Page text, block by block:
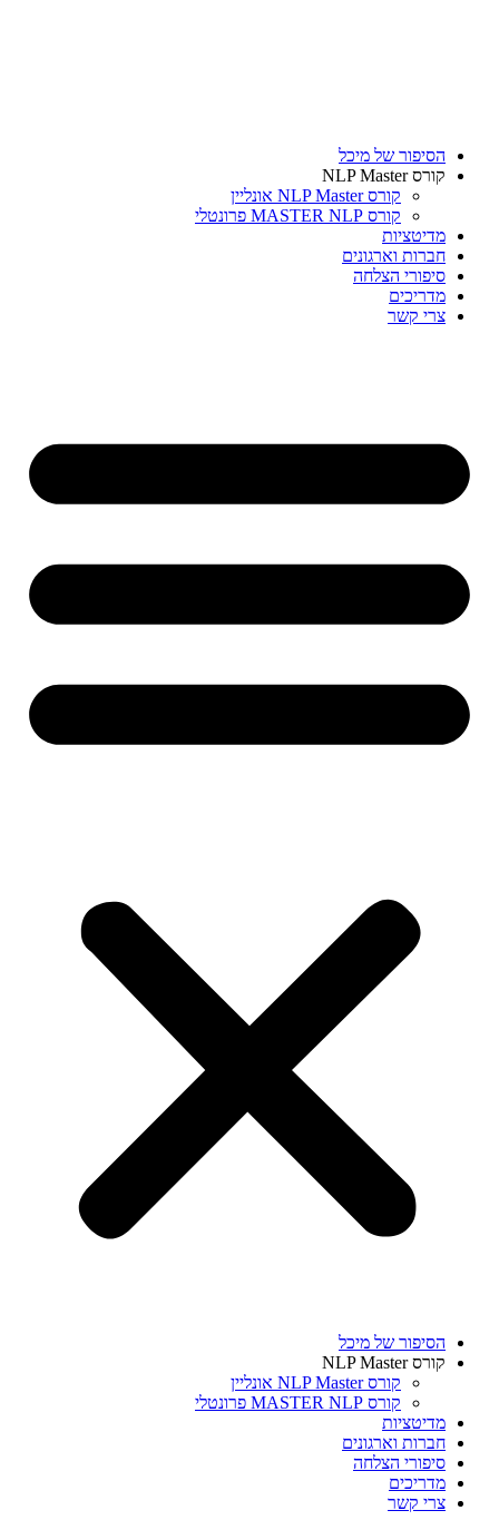
הסיפור של מיכל
קורס NLP Master
קורס NLP Master אונליין
קורס MASTER NLP פרונטלי
מדיטציות
חברות וארגונים
סיפורי הצלחה
מדריכים
צרי קשר
הסיפור של מיכל
קורס NLP Master
קורס NLP Master אונליין
קורס MASTER NLP פרונטלי
מדיטציות
חברות וארגונים
סיפורי הצלחה
מדריכים
צרי קשר